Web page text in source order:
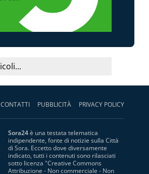
CONTATTI PUBBLICITÀ PRIVACY POLICY
Sora24è una testata telematica
indipendente, fonte di notizie sulla Città
di Sora. Eccetto dove diversamente
indicato, tutti i contenuti sono rilasciati
sotto licenza "Creative Commons
Attribuzione - Non commerciale - Non